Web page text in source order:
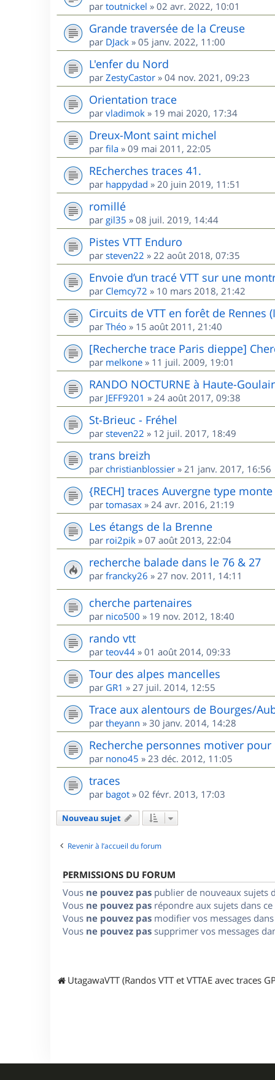
par toutnickel » 02 avr. 2022, 10:01
Grande traversée de la Creuse
par DJack » 05 janv. 2022, 11:00
L'enfer du Nord
par ZestyCastor » 04 nov. 2021, 09:23
Orientation trace
par vladimok » 19 mai 2020, 17:34
Dreux-Mont saint michel
par fila » 09 mai 2011, 22:05
REcherches traces 41.
par happydad » 20 juin 2019, 11:51
romillé
par gil35 » 08 juil. 2019, 14:44
Pistes VTT Enduro
par steven22 » 22 août 2018, 07:35
Envoie d’un tracé VTT sur une
par Clemcy72 » 10 mars 2018, 21:42
Circuits de VTT en forêt de Rennes
par Théo » 15 août 2011, 21:40
[Recherche trace Paris dieppe]
par melkone » 11 juil. 2009, 19:01
RANDO NOCTURNE à Haute-
par JEFF9201 » 24 août 2017, 09:38
St-Brieuc - Fréhel
par steven22 » 12 juil. 2017, 18:49
trans breizh
par christianblossier » 21 janv. 2017, 16:56
{RECH] traces Auvergne type
par tomasax » 24 avr. 2016, 21:19
Les étangs de la Brenne
par roi2pik » 07 août 2013, 22:04
recherche balade dans le 76 & 27
par francky26 » 27 nov. 2011, 14:11
cherche partenaires
par nico500 » 19 nov. 2012, 18:40
rando vtt
par teov44 » 01 août 2014, 09:33
Tour des alpes mancelles
par GR1 » 27 juil. 2014, 12:55
Trace aux alentours de Bourges/
par theyann » 30 janv. 2014, 14:28
Recherche personnes motiver
par nono45 » 23 déc. 2012, 11:05
traces
par bagot » 02 févr. 2013, 17:03
Nouveau sujet
Revenir à l’accueil du forum
PERMISSIONS DU FORUM
Vous ne pouvez pas publier de nouveaux sujets
Vous ne pouvez pas répondre aux sujets dans
Vous ne pouvez pas modifier vos messages
Vous ne pouvez pas supprimer vos messages
UtagawaVTT (Randos VTT et VTTAE avec traces